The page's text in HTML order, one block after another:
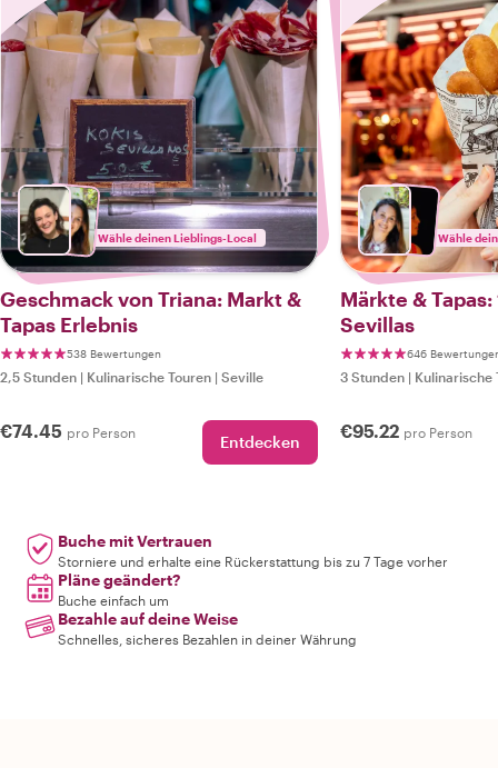
Wähle deinen Lieblings-Local
Geschmack von Triana: Markt &
Tapas Erlebnis
538 Bewertungen
2,5 Stunden | Kulinarische Touren | Seville
€74.45 pro Person Entdecken
Wähle
Märkte &
Sevillas
646
3 Stunden | Kulinarische
€95.22 pro Person
Buche mit Vertrauen
Storniere und erhalte eine Rückerstattung bis zu 7 Tage vorher
Pläne geändert?
Buche einfach um
Bezahle auf deine Weise
Schnelles, sicheres Bezahlen in deiner Währung